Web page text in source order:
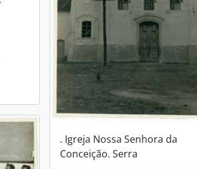
. Igreja Nossa Senhora da
Conceição. Serra